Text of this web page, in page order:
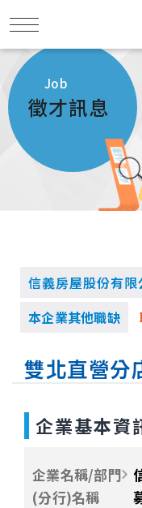
Job
徵才訊息
信義房屋股份有
本企業其他職缺
雙北直營分
企業基本資
企業名稱/部門
(分行)名稱